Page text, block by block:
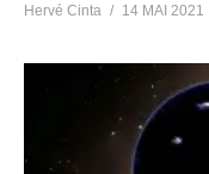
Hervé Cinta 14 MAI 2021